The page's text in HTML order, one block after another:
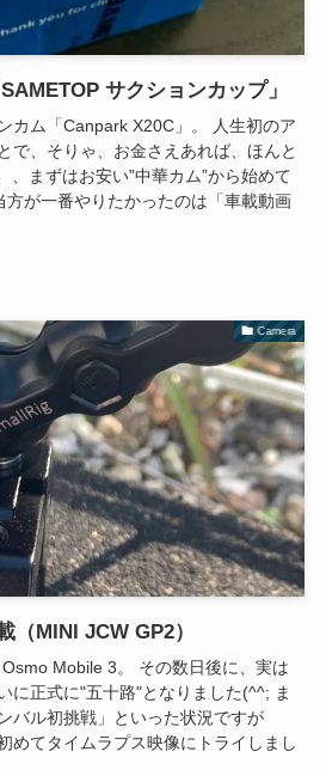
サクションカップ」
カム「Canpark X20C」。 人生初のア
で、そりゃ、お金さえあれば、ほんと
、まずはお安い”中華カム”から始めて
が一番やりたかったのは「車載動画
Camera
MINI JCW GP2）
Mobile 3。 その数日後に、実は
に正式に"五十路"となりました(^^; ま
バル初挑戦」といった状況ですが
めてタイムラプス映像にトライしまし